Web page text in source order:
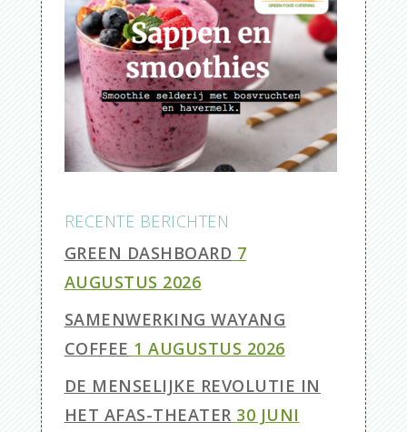
RECENTE BERICHTEN
GREEN DASHBOARD 7
AUGUSTUS 2026
SAMENWERKING WAYANG
COFFEE 1 AUGUSTUS 2026
DE MENSELIJKE REVOLUTIE IN
HET AFAS-THEATER 30 JUNI